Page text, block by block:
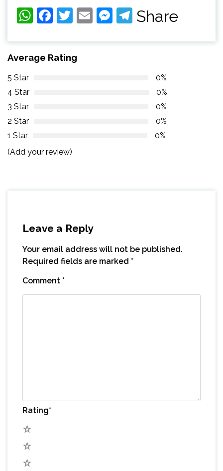
WhatsApp
Facebook
Twitter
EmailMessenger
Telegram
Share
Average Rating
5 Star
0%
4 Star
0%
3 Star
0%
2 Star
0%
1 Star
0%
(Add your review)
Leave a Reply
Your email address will not be published.
Required fields are marked *
Comment *
Rating*